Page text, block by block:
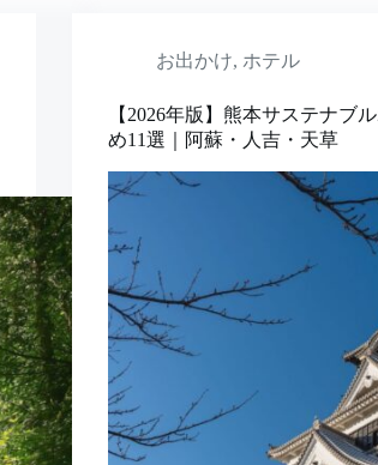
お出かけ, ホテル
【2026年版】熊本サステナブ
め11選｜阿蘇・人吉・天草